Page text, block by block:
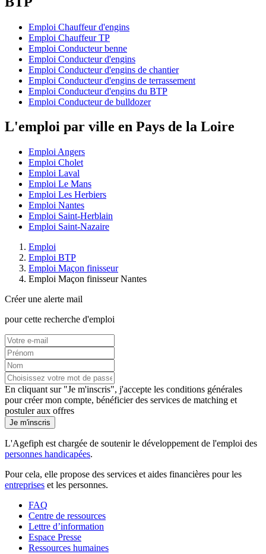
Emploi Chauffeur d'engins
Emploi Chauffeur TP
Emploi Conducteur benne
Emploi Conducteur d'engins
Emploi Conducteur d'engins de chantier
Emploi Conducteur d'engins de terrassement
Emploi Conducteur d'engins du BTP
Emploi Conducteur de bulldozer
L'emploi par ville en Pays de la Loire
Emploi Angers
Emploi Cholet
Emploi Laval
Emploi Le Mans
Emploi Les Herbiers
Emploi Nantes
Emploi Saint-Herblain
Emploi Saint-Nazaire
Emploi
Emploi BTP
Emploi Maçon finisseur
Emploi Maçon finisseur Nantes
Créer une alerte mail
pour cette recherche d'emploi
En cliquant sur "Je m'inscris", j'accepte les conditions générales
pour créer mon compte, bénéficier des services de matching et
postuler aux offres
Je m'inscris
L'Agefiph est chargée de soutenir le développement de l'emploi des
personnes handicapées.
Pour cela, elle propose des services et aides financières pour les
entreprises et les personnes.
FAQ
Centre de ressources
Lettre d’information
Espace Presse
Ressources humaines